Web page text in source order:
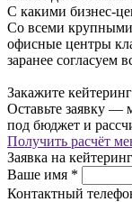
С какими бизнес-
Со всеми
офисные центры
заранее согласуем
Закажите
Оставьте заявку —
под бюджет и
Получить расчёт
Заявка на кейтеринг
Ваше имя *
Контактный